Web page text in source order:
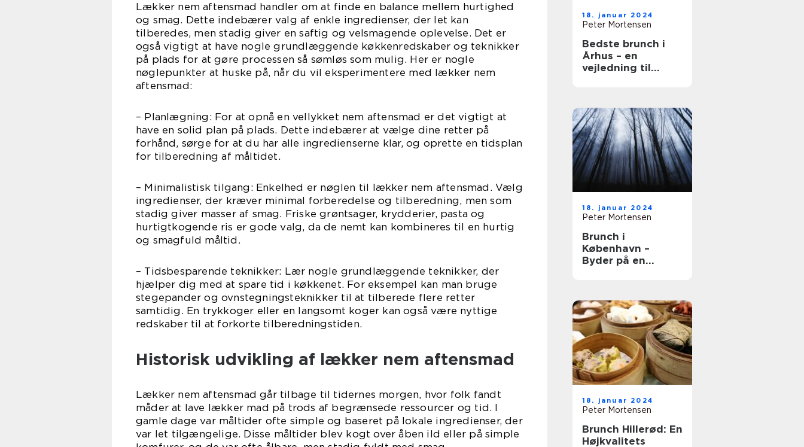
Lækker nem aftensmad handler om at finde en balance mellem hurtighed
og smag. Dette indebærer valg af enkle ingredienser, der let kan
tilberedes, men stadig giver en saftig og velsmagende oplevelse. Det er
også vigtigt at have nogle grundlæggende køkkenredskaber og teknikker
på plads for at gøre processen så sømløs som mulig. Her er nogle
nøglepunkter at huske på, når du vil eksperimentere med lækker nem
aftensmad:
– Planlægning: For at opnå en vellykket nem aftensmad er det vigtigt at
have en solid plan på plads. Dette indebærer at vælge dine retter på
forhånd, sørge for at du har alle ingredienserne klar, og oprette en tidsplan
for tilberedning af måltidet.
– Minimalistisk tilgang: Enkelhed er nøglen til lækker nem aftensmad. Vælg
ingredienser, der kræver minimal forberedelse og tilberedning, men som
stadig giver masser af smag. Friske grøntsager, krydderier, pasta og
hurtigtkogende ris er gode valg, da de nemt kan kombineres til en hurtig
og smagfuld måltid.
– Tidsbesparende teknikker: Lær nogle grundlæggende teknikker, der
hjælper dig med at spare tid i køkkenet. For eksempel kan man bruge
stegepander og ovnstegningsteknikker til at tilberede flere retter
samtidig. En trykkoger eller en langsomt koger kan også være nyttige
redskaber til at forkorte tilberedningstiden.
Historisk udvikling af lækker nem aftensmad
Lækker nem aftensmad går tilbage til tidernes morgen, hvor folk fandt
måder at lave lækker mad på trods af begrænsede ressourcer og tid. I
gamle dage var måltider ofte simple og baseret på lokale ingredienser, der
var let tilgængelige. Disse måltider blev kogt over åben ild eller på simple
18. januar 2024
Peter Mortensen
Bedste brunch i
Århus – en
vejledning til
18. januar 2024
Peter Mortensen
Brunch i
København –
Byder på en
18. januar 2024
Peter Mortensen
Brunch Hillerød: En
Højkvalitets